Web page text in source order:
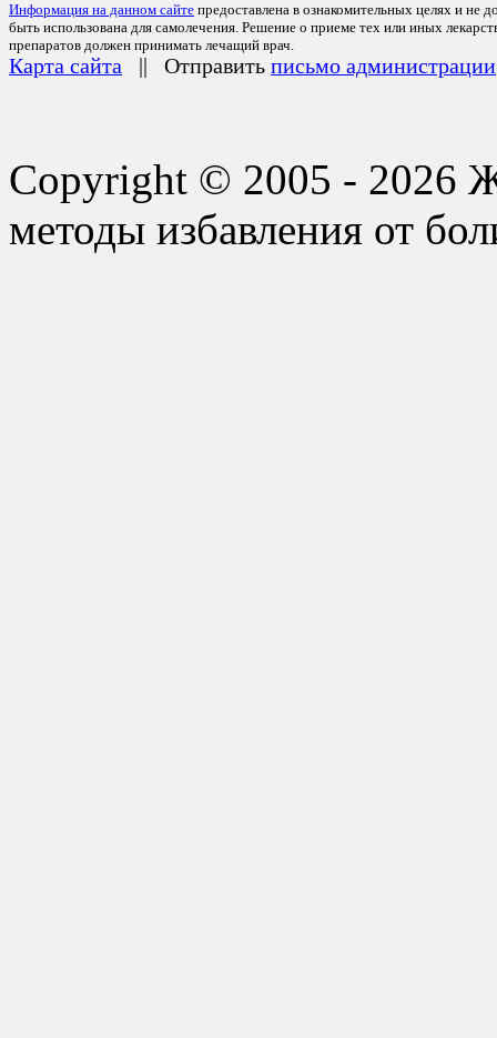
Информация на данном сайте предоставлена в ознакомительных целях и не
быть использована для самолечения. Решение о приеме тех или иных
препаратов должен принимать лечащий врач.
Карта сайта || Отправить письмо администрации
Copyright © 2005 - 2026
методы избавления от